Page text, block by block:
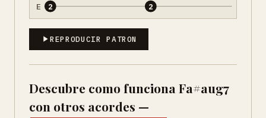
E
2 2
REPRODUCIR PATRON
Descubre como funciona Fa#aug7
con otros acordes —